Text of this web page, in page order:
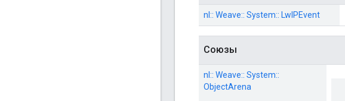
nl:: Weave:: System:: LwIPEvent
Союзы
nl:: Weave:: System::
ObjectArena